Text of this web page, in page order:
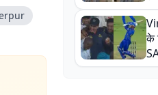
के